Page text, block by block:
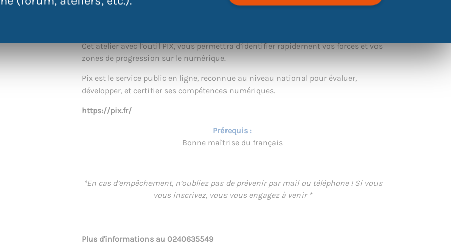
Cet atelier avec l’outil PIX, vous permettra d’identifier rapidement vos forces et vos
zones de progression sur le numérique.
Pix est le service public en ligne, reconnue au niveau national pour évaluer,
développer, et certifier ses compétences numériques.
https://pix.fr/
Prérequis :
Bonne maîtrise du français
*En cas d’empêchement, n’oubliez pas de prévenir par mail ou téléphone ! Si vous
vous inscrivez, vous vous engagez à venir *
Plus d'informations au 0240635549